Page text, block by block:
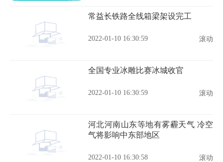
常益长铁路全线箱梁架设完工
2022-01-10 16:30:59 滚动
全国专业冰雕比赛冰城收官
2022-01-10 16:30:59 滚动
河北河南山东等地有雾霾天气 冷空
气将影响中东部地区
2022-01-10 16:30:58 滚动